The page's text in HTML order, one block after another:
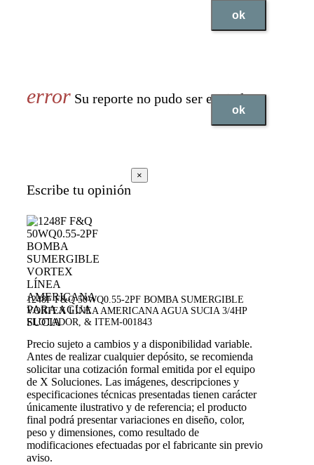
ok
Su reporte no pudo ser enviado
ok
Escribe tu opinión
×
1248F F&Q 50WQ0.55-2PF BOMBA SUMERGIBLE
VORTEX LÍNEA AMERICANA AGUA SUCIA 3/4HP
FLOTADOR, & ITEM-001843
Precio sujeto a cambios y a disponibilidad variable.
Antes de realizar cualquier depósito, se recomienda
solicitar una cotización formal emitida por el equipo
de X Soluciones. Las imágenes, descripciones y
especificaciones técnicas presentadas tienen carácter
únicamente ilustrativo y de referencia; el producto
final podrá presentar variaciones en diseño, color,
peso y dimensiones, como resultado de
modificaciones efectuadas por el fabricante sin previo
aviso.